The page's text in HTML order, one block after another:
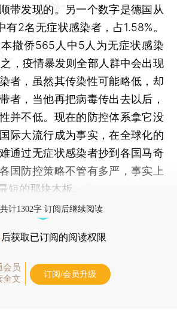
带发现的。另一个数字是德国从
有2名无症状感染者，占1.58%。
撤侨565人中5人为无症状感染
，疫情暴发则全部人群中会出现
者，虽然其传染性可能略低，却
者，当他再把病毒传出去以后，
并不低。现在的防控体系拿它没
际大流行成为事实，在全球化的
通过无症状感染者抄到各国马奇
国防控策略不管有多严，事实上
短的那块木板。
计1302字 订阅后继续阅读
后获取已订阅的阅读权限
会员
全文
订阅/会员升级